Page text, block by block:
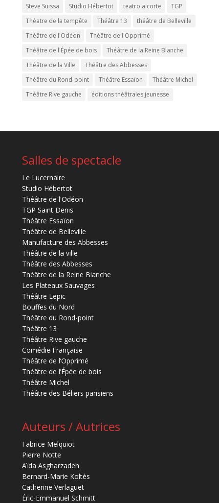
Steve Suissa Studio Hébertot teatro a corte
TGP
Théatre de la tempête
Théâtre 13
théâtre de Belleville
Théâtre de l'Odéon
Théâtre de l'Opprimé
Théâtre de l'Épée de bois
Théâtre de la Reine Blanche
Théâtre de la Ville
Théâtre des Abbesses
Théâtre du Rond-point
Théâtre Essaïon
Théâtre Michel
Théâtre Rive gauche
éditions théâtrales jeunesse
Salles de spectacle
Le Lucernaire
Studio Hébertot
Théâtre de l'Odéon
TGP Saint Denis
Théâtre Essaïon
Théâtre de Belleville
Manufacture des Abbesses
Théâtre de la ville
Théâtre des Abbesses
Théâtre de la Reine Blanche
Les Plateaux Sauvages
Théâtre Lepic
Bouffes du Nord
Théâtre du Rond-point
Théâtre 13
Théâtre Rive gauche
Comédie Française
Théâtre de l’Opprimé
Théâtre de l’Épée de bois
Théâtre Michel
Théâtre des Béliers parisiens
Auteurs / Autrices
Fabrice Melquiot
Pierre Notte
Aïda Asgharzadeh
Bernard-Marie Koltès
Catherine Verlaguet
Éric-Emmanuel Schmitt